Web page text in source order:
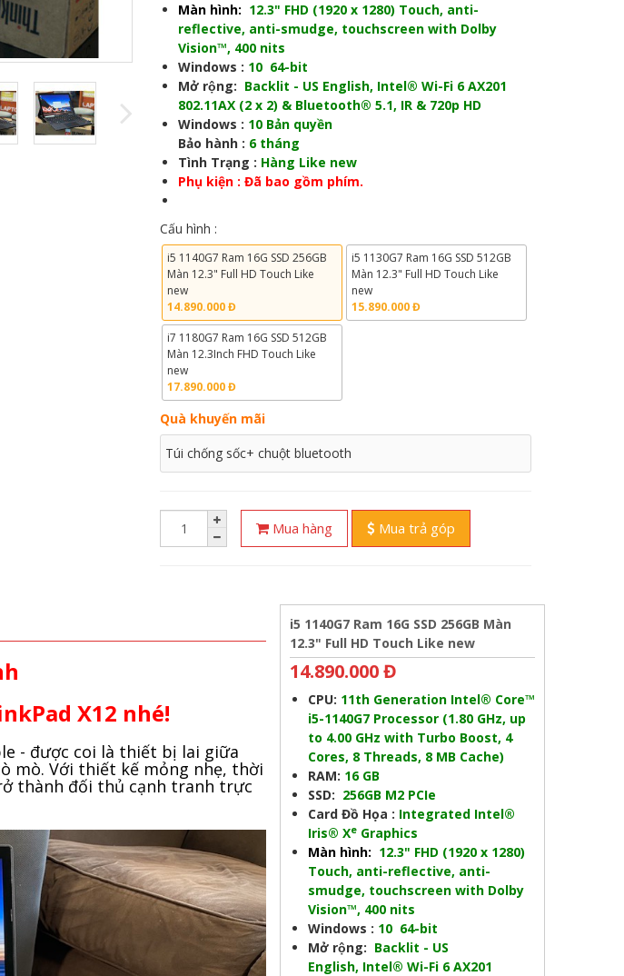
Màn hình: 12.3" FHD (1920 x 1280) Touch, anti-
reflective, anti-smudge, touchscreen with Dolby
Vision™, 400 nits
Windows : 10 64-bit
Mở rộng: Backlit - US English, Intel® Wi-Fi 6 AX201
802.11AX (2 x 2) & Bluetooth® 5.1, IR & 720p HD
Windows : 10 Bản quyền
Bảo hành : 6 tháng
Tình Trạng : Hàng Like new
Phụ kiện : Đã bao gồm phím.
Cấu hình :
i5 1140G7 Ram 16G SSD 256GB
Màn 12.3" Full HD Touch Like
new
14.890.000 Đ
i5 1130G7 Ram 16G SSD 512GB
Màn 12.3" Full HD Touch Like
new
15.890.000 Đ
i7 1180G7 Ram 16G SSD 512GB
Màn 12.3Inch FHD Touch Like
new
17.890.000 Đ
Quà khuyến mãi
Túi chống sốc+ chuột bluetooth
Mua hàng Mua trả góp
X12 nhé!
- được coi là thiết bị lai giữa
mò. Với thiết kế mỏng nhẹ, thời
thành đối thủ cạnh tranh trực
i5 1140G7 Ram 16G SSD 256GB Màn
12.3" Full HD Touch Like new
14.890.000 Đ
CPU: 11th Generation Intel® Core™
i5-1140G7 Processor (1.80 GHz, up
to 4.00 GHz with Turbo Boost, 4
Cores, 8 Threads, 8 MB Cache)
RAM: 16 GB
SSD: 256GB M2 PCIe
Card Đồ Họa : Integrated Intel®
Iris® XeGraphics
Màn hình: 12.3" FHD (1920 x 1280)
Touch, anti-reflective, anti-
smudge, touchscreen with Dolby
Vision™, 400 nits
Windows : 10 64-bit
Mở rộng: Backlit - US
English, Intel® Wi-Fi 6 AX201